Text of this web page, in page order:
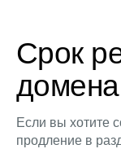
Срок
Если вы хотите
продление в